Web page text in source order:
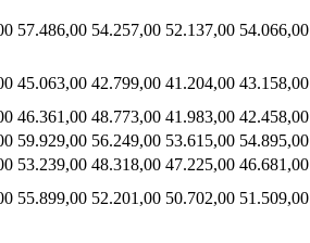
57.486,00 54.257,00 52.137,00 54.066,00
45.063,00 42.799,00 41.204,00 43.158,00
46.361,00 48.773,00 41.983,00 42.458,00
59.929,00 56.249,00 53.615,00 54.895,00
53.239,00 48.318,00 47.225,00 46.681,00
55.899,00 52.201,00 50.702,00 51.509,00